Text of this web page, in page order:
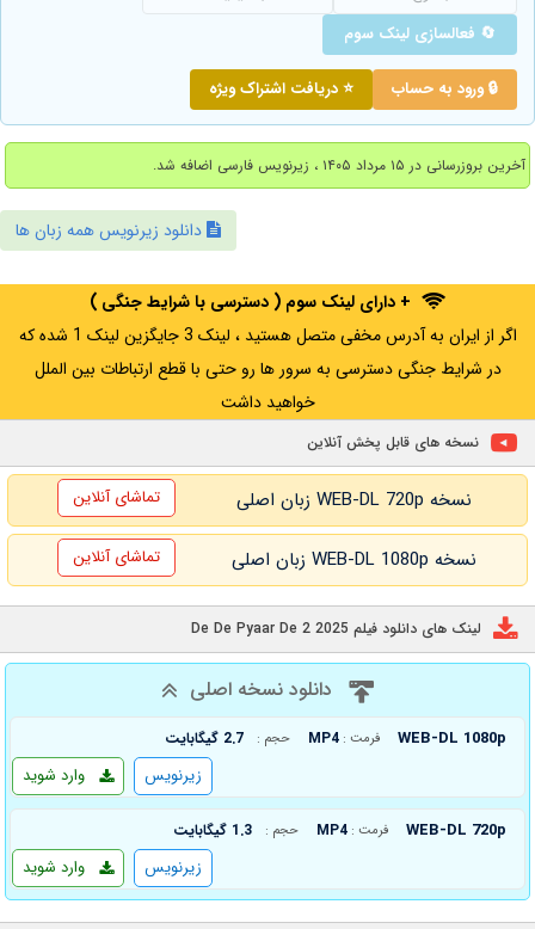
🔄 فعالسازی لینک سوم
🔒 ورود به حساب ⭐ دریافت اشتراک ویژه
آخرین بروزرسانی در ۱۵ مرداد ۱۴۰۵ ، زیرنویس فارسی اضافه شد.
دانلود زیرنویس همه زبان ها
+ دارای لینک سوم ( دسترسی با شرایط جنگی )
اگر از ایران به آدرس مخفی متصل هستید ، لینک 3 جایگزین لینک 1 شده که
در شرایط جنگی دسترسی به سرور ها رو حتی با قطع ارتباطات بین الملل
خواهید داشت
نسخه های قابل پخش آنلاین
نسخه WEB-DL 720p زبان اصلی تماشای آنلاین
نسخه WEB-DL 1080p زبان اصلی تماشای آنلاین
لینک های دانلود فیلم De De Pyaar De 2 2025
دانلود نسخه اصلی
WEB-DL 1080p فرمت : MP4 حجم : 2.7 گیگابایت
وارد شوید زیرنویس
WEB-DL 720p فرمت : MP4 حجم : 1.3 گیگابایت
وارد شوید زیرنویس